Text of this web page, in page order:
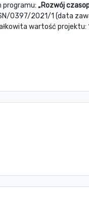
programu: „Rozwój
0397/2021/1 (data
wartość projektu: